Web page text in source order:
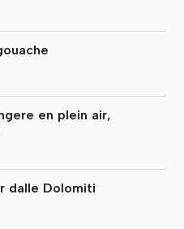
en plein air,
dalle Dolomiti